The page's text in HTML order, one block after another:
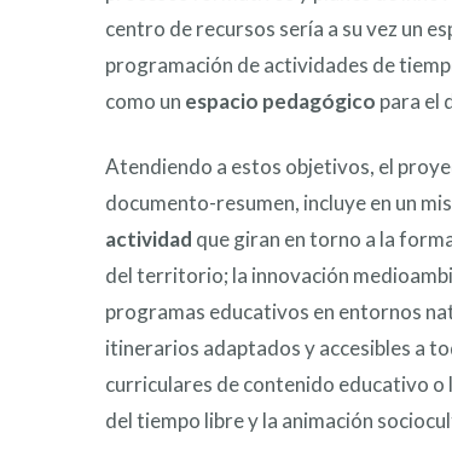
centro de recursos sería a su vez un
programación de actividades de
como un espacio pedagógico para el
Atendiendo a estos objetivos, el
documento-resumen, incluye en un
actividad que giran en torno a la
del territorio; la innovación
programas educativos en entornos
itinerarios adaptados y accesibles a
curriculares de contenido educativo
del tiempo libre y la animación